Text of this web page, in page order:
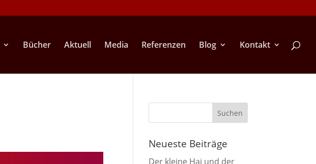
Bücher Aktuell Media Referenzen Blog Kontakt
Neueste Beiträge
Der kleine Hai und der